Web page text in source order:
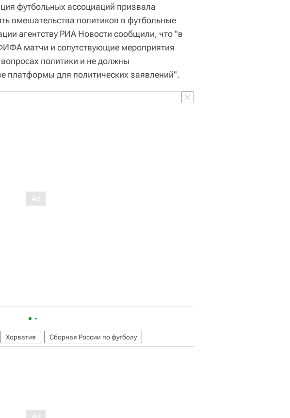
футбольных ассоциаций призвала
вмешательства политиков в футбольные
агентству РИА Новости сообщили, что "в
матчи и сопутствующие мероприятия
политики и не должны
платформы для политических заявлений".
Хорватия Сборная России по футболу